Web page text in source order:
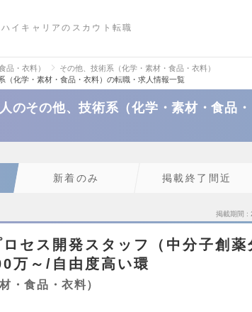
イキャリアのスカウト転職
品・衣料）
その他、技術系（化学・素材・食品・衣料）
（化学・素材・食品・衣料）の転職・求人情報一覧
のその他、技術系（化学・素材・食品・
新着のみ 掲載終了間近
掲載期間
ロセス開発スタッフ（中分子創薬
万～/自由度高い環
・食品・衣料）